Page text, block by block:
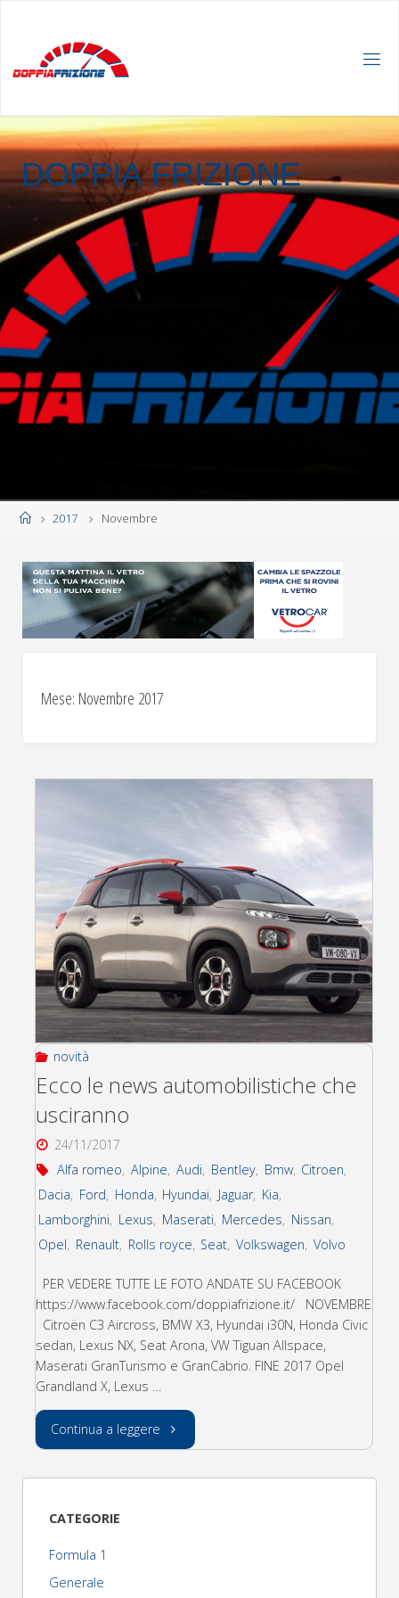
DOPPIA FRIZIONE
Home2017 Novembre
Mese: Novembre 2017
novità
Ecco le news automobilistiche che
usciranno
24/11/2017
Alfa romeo, Alpine, Audi, Bentley, Bmw, Citroen,
Dacia, Ford, Honda, Hyundai, Jaguar, Kia,
Lamborghini, Lexus, Maserati, Mercedes, Nissan,
Opel, Renault, Rolls royce, Seat, Volkswagen, Volvo
PER VEDERE TUTTE LE FOTO ANDATE SU FACEBOOK
https://www.facebook.com/doppiafrizione.it/ NOVEMBRE
Citroën C3 Aircross, BMW X3, Hyundai i30N, Honda Civic
sedan, Lexus NX, Seat Arona, VW Tiguan Allspace,
Maserati GranTurismo e GranCabrio. FINE 2017 Opel
Grandland X, Lexus …
Continua a leggere "Ecco
CATEGORIE
Formula 1
Generale